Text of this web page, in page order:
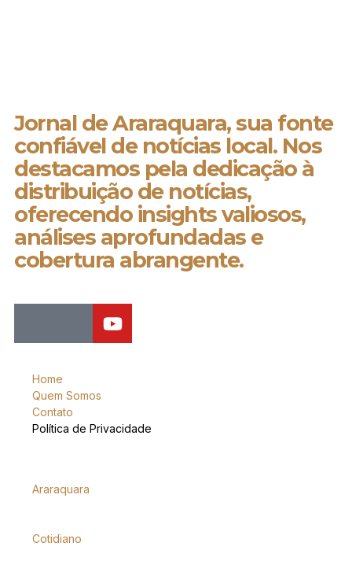
Jornal de Araraquara, sua fonte
confiável de notícias local. Nos
destacamos pela dedicação à
distribuição de notícias,
oferecendo insights valiosos,
análises aprofundadas e
cobertura abrangente.
Home
Quem Somos
Contato
Política de Privacidade
Araraquara
Cotidiano